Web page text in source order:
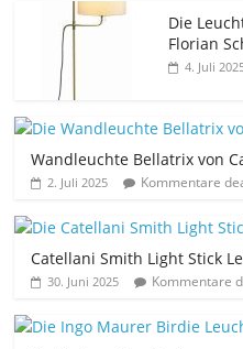
Die
Florian
4. Juli
Wandleuchte Bellatrix von
2. Juli 2025 Kommentare
Catellani Smith Light Stick
30. Juni 2025 Kommentare